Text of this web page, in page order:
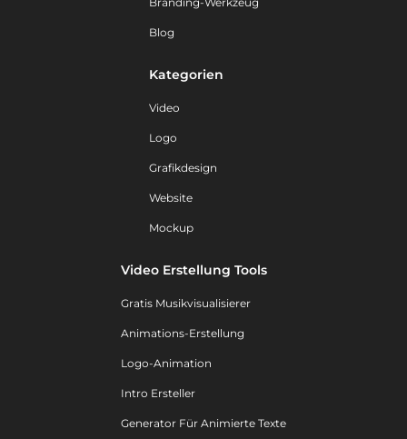
Blog
Kategorien
Video
Logo
Grafikdesign
Website
Mockup
Video Erstellung Tools
Gratis Musikvisualisierer
Animations-Erstellung
Logo-Animation
Intro Ersteller
Generator Für Animierte Texte